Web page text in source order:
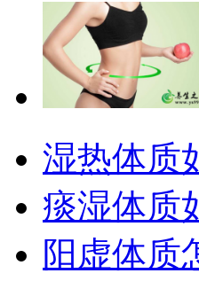
湿热体质
痰湿体质
阳虚体质